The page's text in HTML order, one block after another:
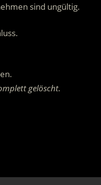
sind ungültig.
gelöscht.